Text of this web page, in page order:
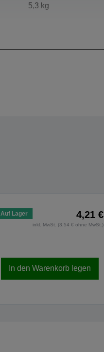
5,3 kg
Auf Lager 4,21 €
inkl. MwSt. (3,54 € ohne MwSt.)
In den Warenkorb legen